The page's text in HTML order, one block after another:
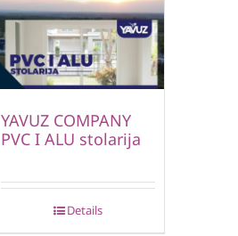
YAVUZ COMPANY
PVC I ALU stolarija
Details